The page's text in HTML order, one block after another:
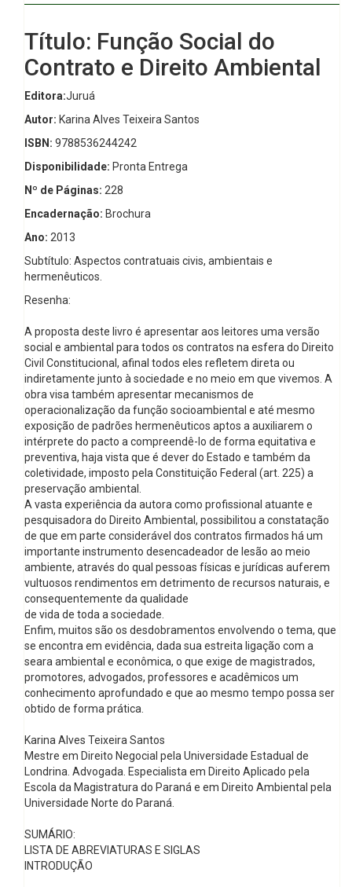
Título: Função Social do
Contrato e Direito Ambiental
Editora:Juruá
Autor: Karina Alves Teixeira Santos
ISBN: 9788536244242
Disponibilidade: Pronta Entrega
Nº de Páginas: 228
Encadernação: Brochura
Ano: 2013
Subtítulo: Aspectos contratuais civis, ambientais e
hermenêuticos.
Resenha:
A proposta deste livro é apresentar aos leitores uma versão
social e ambiental para todos os contratos na esfera do Direito
Civil Constitucional, afinal todos eles refletem direta ou
indiretamente junto à sociedade e no meio em que vivemos. A
obra visa também apresentar mecanismos de
operacionalização da função socioambiental e até mesmo
exposição de padrões hermenêuticos aptos a auxiliarem o
intérprete do pacto a compreendê-lo de forma equitativa e
preventiva, haja vista que é dever do Estado e também da
coletividade, imposto pela Constituição Federal (art. 225) a
preservação ambiental.
A vasta experiência da autora como profissional atuante e
pesquisadora do Direito Ambiental, possibilitou a constatação
de que em parte considerável dos contratos firmados há um
importante instrumento desencadeador de lesão ao meio
ambiente, através do qual pessoas físicas e jurídicas auferem
vultuosos rendimentos em detrimento de recursos naturais, e
consequentemente da qualidade
de vida de toda a sociedade.
Enfim, muitos são os desdobramentos envolvendo o tema, que
se encontra em evidência, dada sua estreita ligação com a
seara ambiental e econômica, o que exige de magistrados,
promotores, advogados, professores e acadêmicos um
conhecimento aprofundado e que ao mesmo tempo possa ser
obtido de forma prática.
Karina Alves Teixeira Santos
Mestre em Direito Negocial pela Universidade Estadual de
Londrina. Advogada. Especialista em Direito Aplicado pela
Escola da Magistratura do Paraná e em Direito Ambiental pela
Universidade Norte do Paraná.
SUMÁRIO:
LISTA DE ABREVIATURAS E SIGLAS
INTRODUÇÃO